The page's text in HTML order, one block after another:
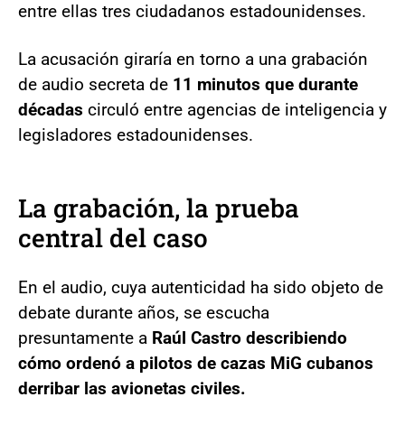
entre ellas tres ciudadanos estadounidenses.
La acusación giraría en torno a una grabación
de audio secreta de 11 minutos que durante
décadas circuló entre agencias de inteligencia y
legisladores estadounidenses.
La grabación, la prueba
central del caso
En el audio, cuya autenticidad ha sido objeto de
debate durante años, se escucha
presuntamente a Raúl Castro describiendo
cómo ordenó a pilotos de cazas MiG cubanos
derribar las avionetas civiles.